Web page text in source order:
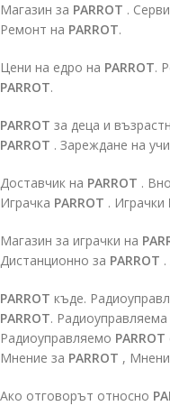
Магазин за PARROT .
Ремонт на PARROT.
Цени на едро на PARROT.
PARROT.
PARROT за деца и
PARROT . Зареждане на
Доставчик на PARROT .
Играчка PARROT . Играчки
Магазин за играчки на
Дистанционно за PARROT
PARROT къде.
PARROT. Радиоуправляема
Радиоуправляемо PARROT
Мнение за PARROT ,
Ако отговорът относно